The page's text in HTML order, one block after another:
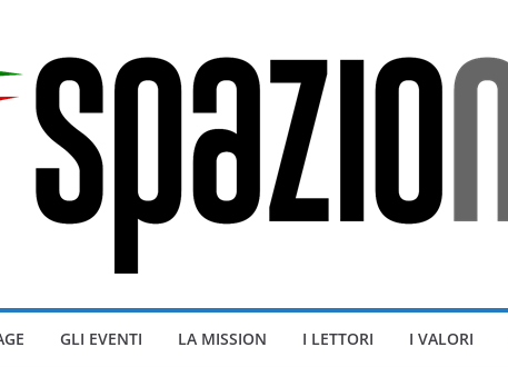
GLI EVENTI LA MISSION I LETTORI I VALORI